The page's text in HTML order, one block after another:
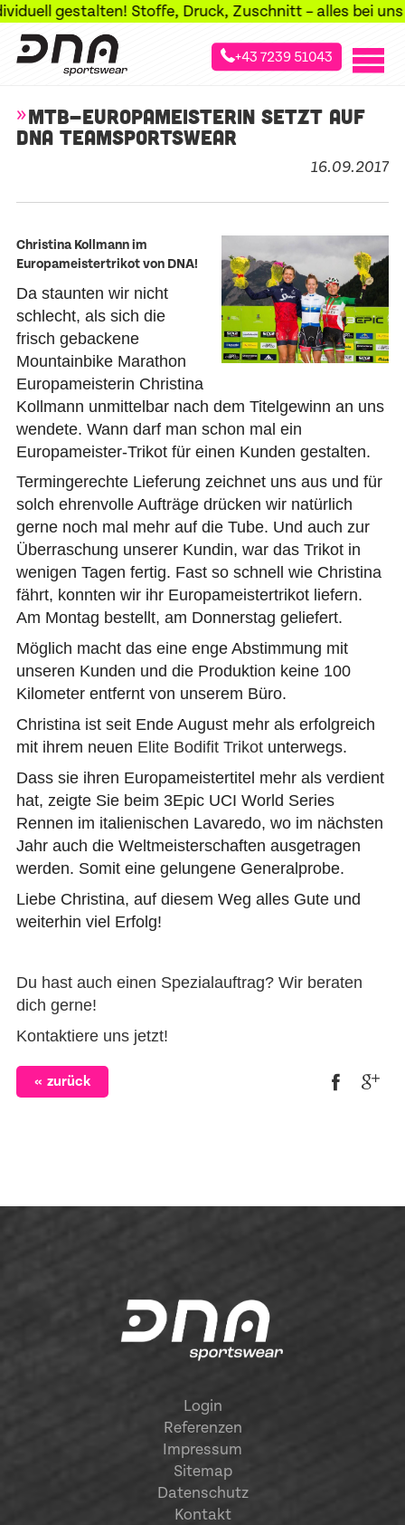
gestalten! Stoffe, Druck, Zuschnitt – alles bei uns
+43 7239 51043
»
MTB-EUROPAMEISTERIN SETZT AUF
DNA TEAMSPORTSWEAR
16.09.2017
Christina Kollmann im
Europameistertrikot von DNA!
Da staunten wir nicht
schlecht, als sich die
frisch gebackene
Mountainbike Marathon
Europameisterin Christina
Kollmann unmittelbar nach dem Titelgewinn an uns
wendete. Wann darf man schon mal ein
Europameister-Trikot für einen Kunden gestalten.
Termingerechte Lieferung zeichnet uns aus und für
solch ehrenvolle Aufträge drücken wir natürlich
gerne noch mal mehr auf die Tube. Und auch zur
Überraschung unserer Kundin, war das Trikot in
wenigen Tagen fertig. Fast so schnell wie Christina
fährt, konnten wir ihr Europameistertrikot liefern.
Am Montag bestellt, am Donnerstag geliefert.
Möglich macht das eine enge Abstimmung mit
unseren Kunden und die Produktion keine 100
Kilometer entfernt von unserem Büro.
Christina ist seit Ende August mehr als erfolgreich
mit ihrem neuen Elite Bodifit Trikotunterwegs.
Dass sie ihren Europameistertitel mehr als verdient
hat, zeigte Sie beim 3Epic UCI World Series
Rennen im italienischen Lavaredo, wo im nächsten
Jahr auch die Weltmeisterschaften ausgetragen
werden. Somit eine gelungene Generalprobe.
Liebe Christina, auf diesem Weg alles Gute und
weiterhin viel Erfolg!
Du hast auch einen Spezialauftrag? Wir beraten
dich gerne!
Kontaktiere uns jetzt!
zurück
Login
Referenzen
Impressum
Sitemap
Datenschutz
Kontakt